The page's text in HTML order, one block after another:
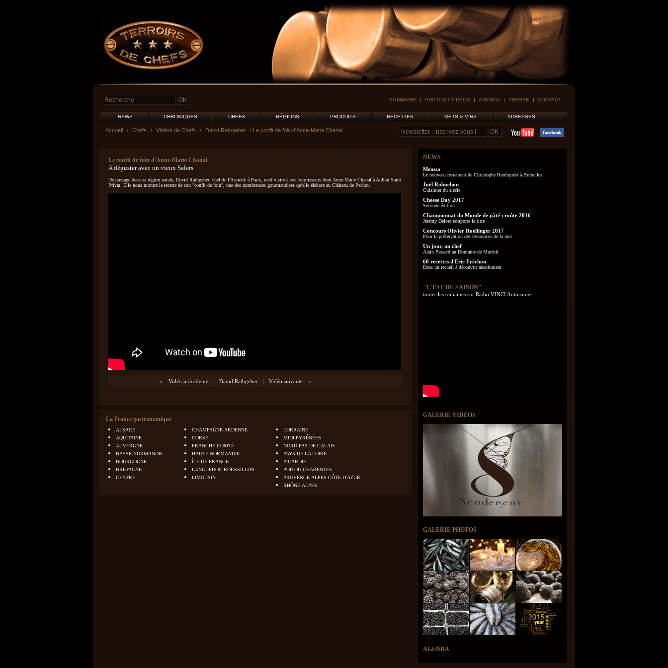
SOMMAIRE PHOTOS / VIDÉOS AGENDA PRESSE CONTACT
NEWS CHRONIQUES CHEFS RÉGIONS PRODUITS RECETTES METS & VINS ADRESSES
Accueil / Chefs / Vidéos de Chefs / David Rathgeber / Le confit de foin d'Anne-Marie Chanal
Le confit de foin d'Anne-Marie Chanal
A déguster avec un vieux Salers
De passage dans sa région natale, David Rathgeber, chef de l'Assiette à Paris, rend visite à ses fournisseurs dont Anne-Marie Chanal à Aulhat Saint
Privat. Elle nous montre la recette de son "confit de foin", une des nombreuses gourmandises qu'elle élabore au Château de Pechot.
« Vidéo précédente | David Rathgeber | Vidéo suivante »
La France gastronomique
ALSACE
AQUITAINE
AUVERGNE
BASSE-NORMANDIE
BOURGOGNE
BRETAGNE
CENTRE
CHAMPAGNE-ARDENNE
CORSE
FRANCHE-COMTÉ
HAUTE-NORMANDIE
ÎLE-DE-FRANCE
LANGUEDOC-ROUSSILLON
LIMOUSIN
LORRAINE
MIDI-PYRÉNÉES
NORD-PAS-DE-CALAIS
PAYS DE LA LOIRE
PICARDIE
POITOU-CHARENTES
PROVENCE-ALPES-CÔTE D'AZUR
RHÔNE-ALPES
NEWS
Menssa
Le nouveau restaurant de Christophe Hardiquest à Bruxelles
Joël Robuchon
Cuisinier du siècle
Cheese Day 2017
Seconde édition
Championnat du Monde de pâté-croûte 2016
Jérémy Delore remporte le titre
Concours Olivier Roellinger 2017
Pour la préservation des ressources de la mer
Un jour, un chef
Alain Passard au Domaine de Murtoli
60 recettes d'Eric Fréchon
Dans un recueil à découvrir absolument
"C'EST DE SAISON"
toutes les semaines sur Radio VINCI Autoroutes
GALERIE VIDEOS
GALERIE PHOTOS
AGENDA